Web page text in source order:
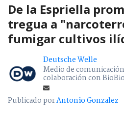
De la Espriella
tregua a
fumigar cultivos
Deutsche Welle
Medio de
colaboración con
Publicado porAntonio Gonzalez